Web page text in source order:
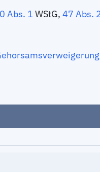
Abs. 1 WStG,47 Abs.